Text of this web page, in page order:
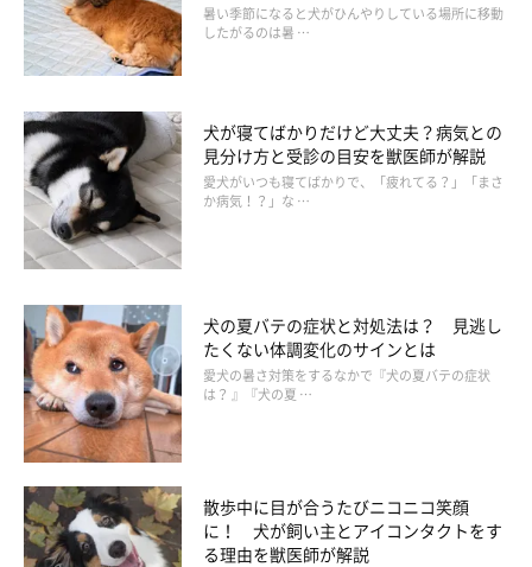
④飼い主さんの気を引きたい
の経験から覚えて、かまってほしさにわざと隠れる犬も。この場
合、犬の行動に気が付いても過度に反応しないなど、適度に対応
し振り回されすぎないようにしましょう。
暑い季節になると犬がひんやりしている場所に移動
したがるのは暑 …
犬が寝てばかりだけど大丈夫？病気との
見分け方と受診の目安を獣医師が解説
愛犬がいつも寝てばかりで、「疲れてる？」「まさ
か病気！？」な …
犬の夏バテの症状と対処法は？ 見逃し
たくない体調変化のサインとは
愛犬の暑さ対策をするなかで『犬の夏バテの症状
は？ 』『犬の夏 …
散歩中に目が合うたびニコニコ笑顔
に！ 犬が飼い主とアイコンタクトをす
る理由を獣医師が解説